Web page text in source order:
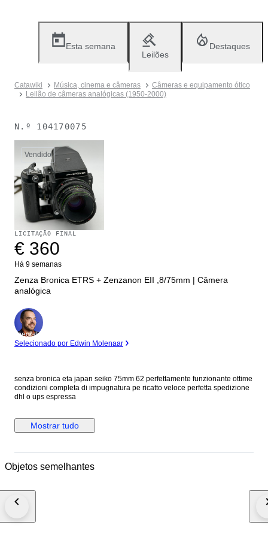
Esta semana
Leilões
Destaques
Catawiki Música, cinema e câmeras
Câmeras e equipamento ótico
Leilão de câmeras analógicas (1950-2000)
N.º 104170075
Vendido
LICITAÇÃO FINAL
€ 360
Há 9 semanas
Zenza Bronica ETRS + Zenzanon EII ,8/75mm | Câmera
analógica
Especialista
Selecionado por Edwin Molenaar
senza bronica eta japan seiko 75mm 62 perfettamente funzionante ottime
condizioni completa di impugnatura pe ricatto veloce perfetta spedizione
dhl o ups espressa
Mostrar tudo
Objetos semelhantes